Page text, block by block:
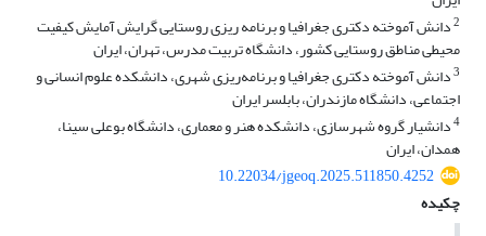
2دانش آموخته دکتری جغرافیا و برنامه ریزی روستایی گرایش آمایش کیفیت
محیطی مناطق روستایی کشور، دانشگاه تربیت مدرس، تهران، ایران
3دانش آموخته دکتری جغرافیا و برنامه‌ریزی شهری، دانشکده علوم انسانی و
اجتماعی، دانشگاه مازندران، بابلسر ایران
4دانشیار گروه شهرسازی، دانشکده هنر و معماری، دانشگاه بوعلی سینا،
همدان، ایران
10.22034/jgeoq.2025.511850.4252
چکیده